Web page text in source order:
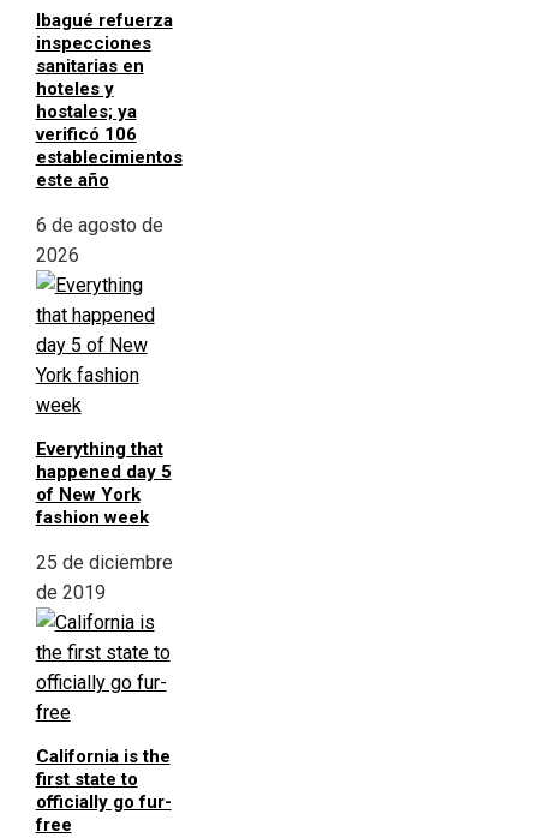
Ibagué refuerza
inspecciones
sanitarias en
hoteles y
hostales; ya
verificó 106
establecimientos
este año
6 de agosto de
2026
Everything that
happened day 5
of New York
fashion week
25 de diciembre
de 2019
California is the
first state to
officially go fur-
free